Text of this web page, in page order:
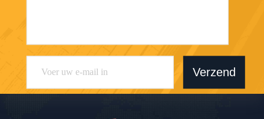
Verzend